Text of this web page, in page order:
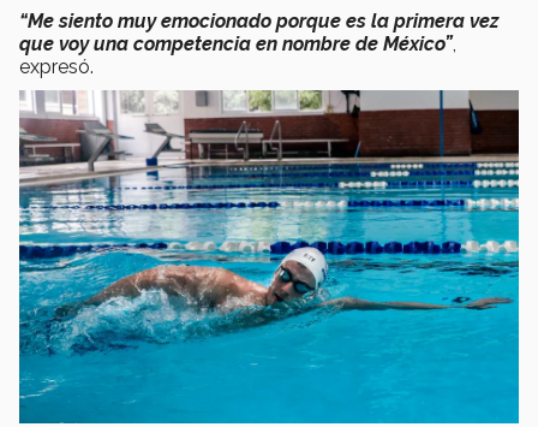
“Me siento muy emocionado porque es la primera vez
que voy una competencia en nombre de México”,
expresó.